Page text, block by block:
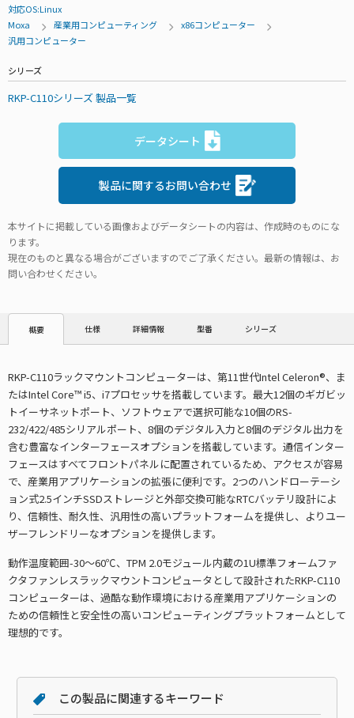
対応OS:Linux
Moxa
産業用コンピューティング
x86コンピューター
汎用コンピューター
シリーズ
RKP-C110シリーズ 製品一覧
データシート
製品に関するお問い合わせ
本サイトに掲載している画像およびデータシートの内容は、作成時のものにな
ります。
現在のものと異なる場合がございますのでご了承ください。最新の情報は、お
問い合わせください。
概要 仕様 詳細情報 型番 シリーズ
RKP-C110ラックマウントコンピューターは、第11世代Intel Celeron®、ま
たはIntel Core™ i5、i7プロセッサを搭載しています。最大12個のギガビッ
トイーサネットポート、ソフトウェアで選択可能な10個のRS-
232/422/485シリアルポート、8個のデジタル入力と8個のデジタル出力を
含む豊富なインターフェースオプションを搭載しています。通信インター
フェースはすべてフロントパネルに配置されているため、アクセスが容易
で、産業用アプリケーションの拡張に便利です。2つのハンドローテーシ
ョン式2.5インチSSDストレージと外部交換可能なRTCバッテリ設計によ
り、信頼性、耐久性、汎用性の高いプラットフォームを提供し、よりユー
ザーフレンドリーなオプションを提供します。
動作温度範囲-30～60℃、TPM 2.0モジュール内蔵の1U標準フォームファ
クタファンレスラックマウントコンピュータとして設計されたRKP-C110
コンピューターは、過酷な動作環境における産業用アプリケーションの
ための信頼性と安全性の高いコンピューティングプラットフォームとして
理想的です。
この製品に関連するキーワード